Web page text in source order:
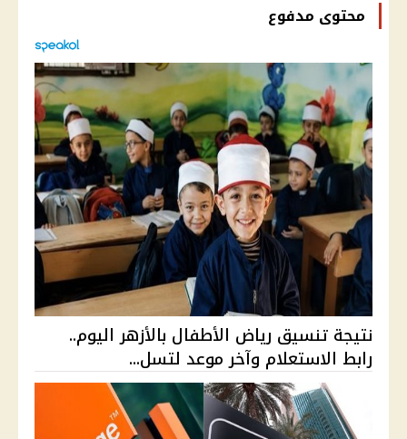
محتوى مدفوع
نتيجة تنسيق رياض الأطفال بالأزهر اليوم..
رابط الاستعلام وآخر موعد لتسل...